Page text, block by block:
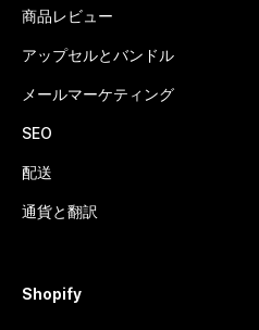
商品レビュー
アップセルとバンドル
メールマーケティング
SEO
配送
通貨と翻訳
Shopify